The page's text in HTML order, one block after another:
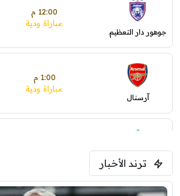
جوهور دار التعظيم
12:00 م
مباراة ودية
آرسنال
1:00 م
مباراة ودية
ليفربول
ترند الأخبار